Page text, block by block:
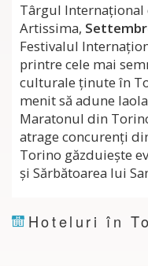
Târgul Internaţional
Artissima,
Festivalul
printre cele mai
culturale ţinute în
menit să adune
Maratonul din
atrage concurenţi
Torino găzduieşte
şi Sărbătoarea lui
Hoteluri în